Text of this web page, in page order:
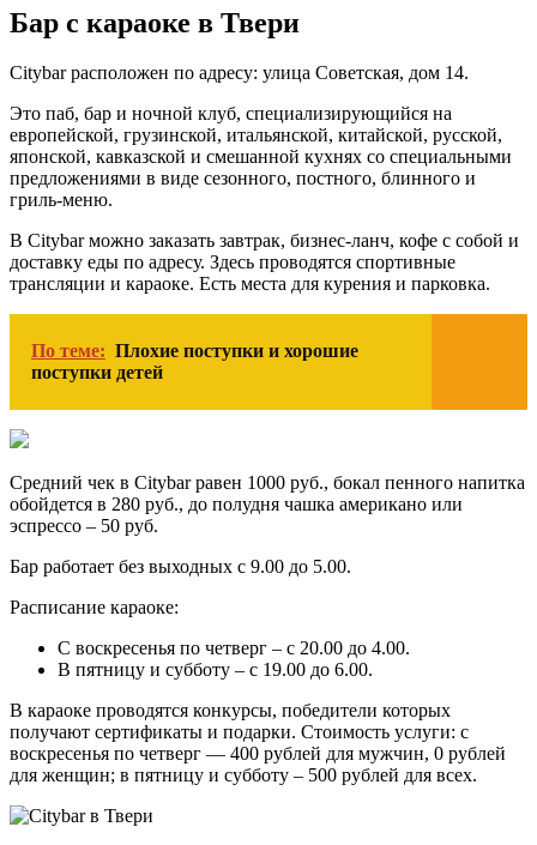
Бар с караоке в Твери
Citybar расположен по адресу: улица Советская, дом 14.
Это паб, бар и ночной клуб, специализирующийся на
европейской, грузинской, итальянской, китайской, русской,
японской, кавказской и смешанной кухнях со специальными
предложениями в виде сезонного, постного, блинного и
гриль-меню.
В Citybar можно заказать завтрак, бизнес-ланч, кофе с собой и
доставку еды по адресу. Здесь проводятся спортивные
трансляции и караоке. Есть места для курения и парковка.
По теме: Плохие поступки и хорошие
поступки детей
Средний чек в Citybar равен 1000 руб., бокал пенного напитка
обойдется в 280 руб., до полудня чашка американо или
эспрессо – 50 руб.
Бар работает без выходных с 9.00 до 5.00.
Расписание караоке:
С воскресенья по четверг – с 20.00 до 4.00.
В пятницу и субботу – с 19.00 до 6.00.
В караоке проводятся конкурсы, победители которых
получают сертификаты и подарки. Стоимость услуги: с
воскресенья по четверг — 400 рублей для мужчин, 0 рублей
для женщин; в пятницу и субботу – 500 рублей для всех.